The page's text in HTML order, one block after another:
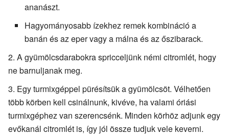
ananászt.
Hagyományosabb ízekhez remek kombináció a
banán és az eper vagy a málna és az őszibarack.
A gyümölcsdarabokra spricceljünk némi citromlét, hogy
ne barnuljanak meg.
Egy turmixgéppel pürésítsük a gyümölcsöt. Vélhetően
több körben kell csinálnunk, kivéve, ha valami óriási
turmixgéphez van szerencsénk. Minden körhöz adjunk egy
evőkanál citromlét is, így jól össze tudjuk vele keverni.